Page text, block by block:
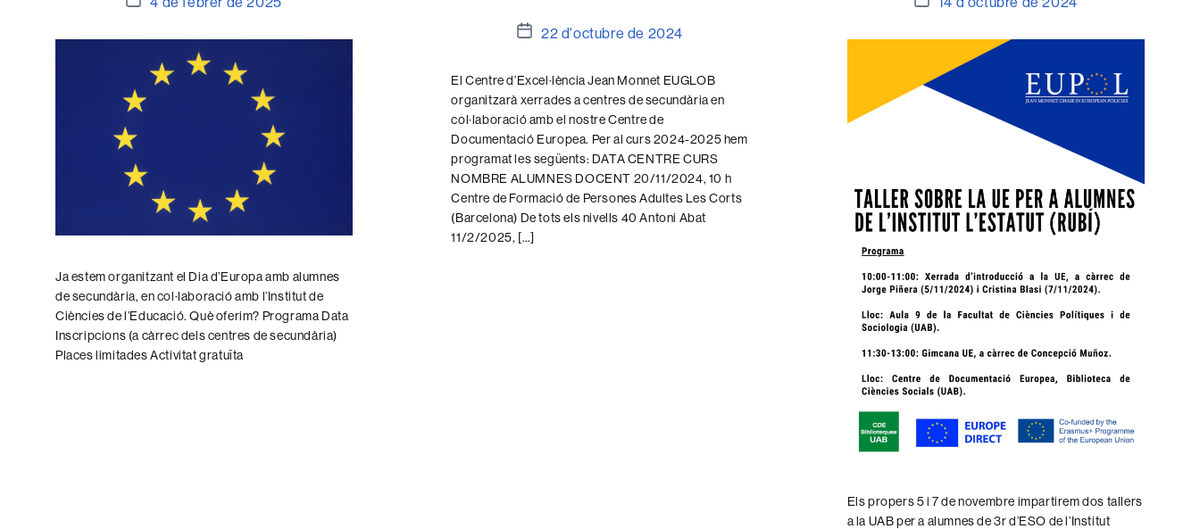
l'entrada
Ja estem organitzant el Dia d’Europa amb alumnes
de secundària, en col·laboració amb l’Institut de
Ciències de l’Educació. Què oferim? Programa Data
Inscripcions (a càrrec dels centres de secundària)
Places limitades Activitat gratuïta
Data
l'entrada
22 d'octubre de 2024
El Centre d’Excel·lència Jean Monnet EUGLOB
organitzarà xerrades a centres de secundària en
col·laboració amb el nostre Centre de
Documentació Europea. Per al curs 2024-2025 hem
programat les següents: DATA CENTRE CURS
NOMBRE ALUMNES DOCENT 20/11/2024, 10 h
Centre de Formació de Persones Adultes Les Corts
(Barcelona) De tots els nivells 40 Antoni Abat
11/2/2025, […]
l'entrada
Els propers 5 i 7 de novembre impartirem dos tallers
a la UAB per a alumnes de 3r d’ESO de l’Institut